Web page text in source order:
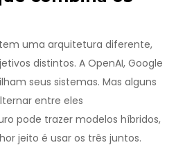
uma arquitetura diferente,
distintos. A OpenAI, Google
seus sistemas. Mas alguns
entre eles
pode trazer modelos híbridos,
jeito é usar os três juntos.